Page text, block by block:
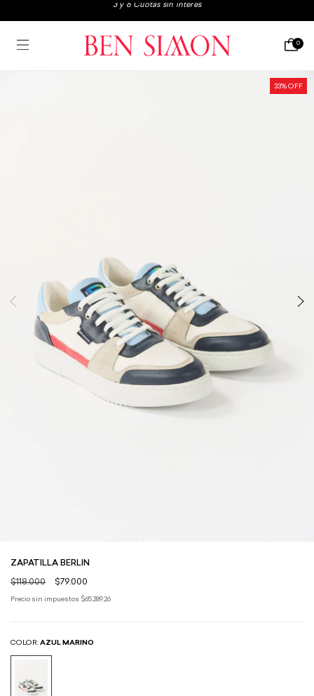
Envio gratis a partir de $250.000
0
33% OFF
ZAPATILLA BERLIN
$118.000 $79.000
Precio sin impuestos $65.289,26
COLOR:AZUL MARINO